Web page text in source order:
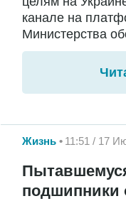
канале на
Министерства
Жизнь 11:51 / 17
подшипники